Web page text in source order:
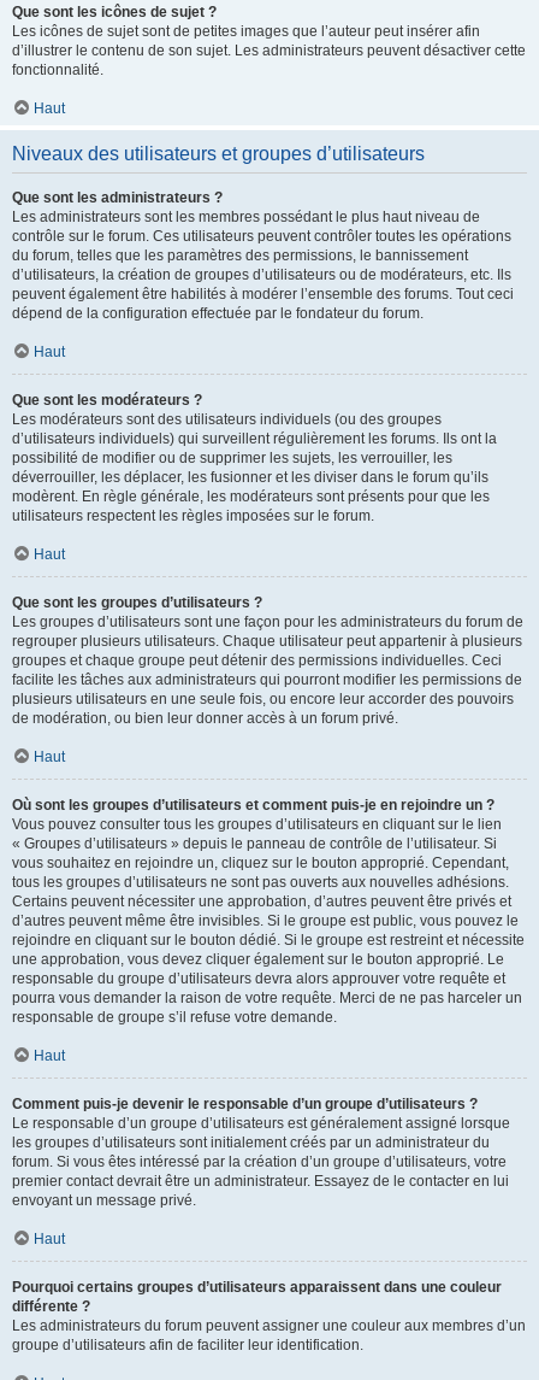
Que sont les icônes de sujet ?
Les icônes de sujet sont de petites images que l’auteur peut insérer afin
d’illustrer le contenu de son sujet. Les administrateurs peuvent désactiver cette
fonctionnalité.
Haut
Niveaux des utilisateurs et groupes d’utilisateurs
Que sont les administrateurs ?
Les administrateurs sont les membres possédant le plus haut niveau de
contrôle sur le forum. Ces utilisateurs peuvent contrôler toutes les opérations
du forum, telles que les paramètres des permissions, le bannissement
d’utilisateurs, la création de groupes d’utilisateurs ou de modérateurs, etc. Ils
peuvent également être habilités à modérer l’ensemble des forums. Tout ceci
dépend de la configuration effectuée par le fondateur du forum.
Haut
Que sont les modérateurs ?
Les modérateurs sont des utilisateurs individuels (ou des groupes
d’utilisateurs individuels) qui surveillent régulièrement les forums. Ils ont la
possibilité de modifier ou de supprimer les sujets, les verrouiller, les
déverrouiller, les déplacer, les fusionner et les diviser dans le forum qu’ils
modèrent. En règle générale, les modérateurs sont présents pour que les
utilisateurs respectent les règles imposées sur le forum.
Haut
Que sont les groupes d’utilisateurs ?
Les groupes d’utilisateurs sont une façon pour les administrateurs du forum de
regrouper plusieurs utilisateurs. Chaque utilisateur peut appartenir à plusieurs
groupes et chaque groupe peut détenir des permissions individuelles. Ceci
facilite les tâches aux administrateurs qui pourront modifier les permissions de
plusieurs utilisateurs en une seule fois, ou encore leur accorder des pouvoirs
de modération, ou bien leur donner accès à un forum privé.
Haut
Où sont les groupes d’utilisateurs et comment puis-je en rejoindre un ?
Vous pouvez consulter tous les groupes d’utilisateurs en cliquant sur le lien
« Groupes d’utilisateurs » depuis le panneau de contrôle de l’utilisateur. Si
vous souhaitez en rejoindre un, cliquez sur le bouton approprié. Cependant,
tous les groupes d’utilisateurs ne sont pas ouverts aux nouvelles adhésions.
Certains peuvent nécessiter une approbation, d’autres peuvent être privés et
d’autres peuvent même être invisibles. Si le groupe est public, vous pouvez le
rejoindre en cliquant sur le bouton dédié. Si le groupe est restreint et nécessite
une approbation, vous devez cliquer également sur le bouton approprié. Le
responsable du groupe d’utilisateurs devra alors approuver votre requête et
pourra vous demander la raison de votre requête. Merci de ne pas harceler un
responsable de groupe s’il refuse votre demande.
Haut
Comment puis-je devenir le responsable d’un groupe d’utilisateurs ?
Le responsable d’un groupe d’utilisateurs est généralement assigné lorsque
les groupes d’utilisateurs sont initialement créés par un administrateur du
forum. Si vous êtes intéressé par la création d’un groupe d’utilisateurs, votre
premier contact devrait être un administrateur. Essayez de le contacter en lui
envoyant un message privé.
Haut
Pourquoi certains groupes d’utilisateurs apparaissent dans une couleur
différente ?
Les administrateurs du forum peuvent assigner une couleur aux membres d’un
groupe d’utilisateurs afin de faciliter leur identification.